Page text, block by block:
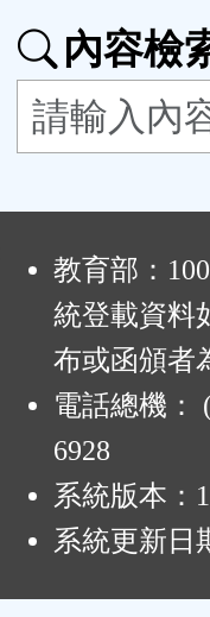
功
能
按
鈕
區
內容檢
教育部：
統登載資料
布或函頒者
電話總機：
6928
系統版本：
系統更新日